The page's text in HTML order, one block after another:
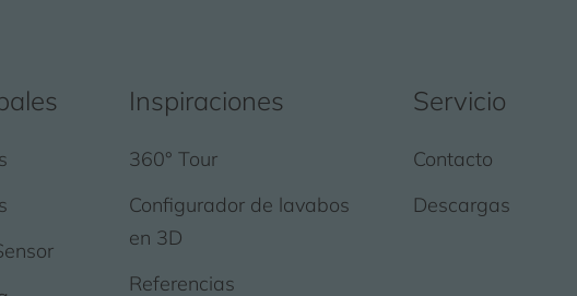
Inspiraciones
360° Tour
Configurador de lavabos
en 3D
Referencias
Servicio
Contacto
Descargas